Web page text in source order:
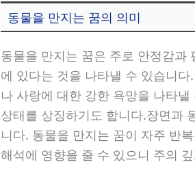
동물을 만지는 꿈의 의미
동물을 만지는 꿈은 주로 안정감과
에 있다는 것을 나타낼 수 있습니
나 사랑에 대한 강한 욕망을 나타
상태를 상징하기도 합니다.장면과
니다. 동물을 만지는 꿈이 자주 반
해석에 영향을 줄 수 있으니 주의